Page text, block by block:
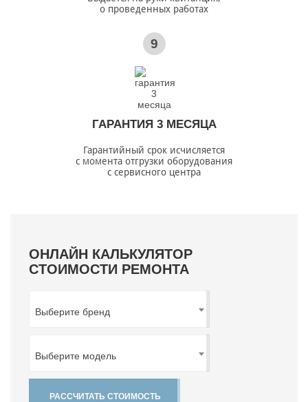
о проведенных работах
9
ГАРАНТИЯ 3 МЕСЯЦА
Гарантийный срок исчисляется
с момента отгрузки оборудования
с сервисного центра
ОНЛАЙН КАЛЬКУЛЯТОР
СТОИМОСТИ РЕМОНТА
Выберите бренд
Выберите модель
РАССЧИТАТЬ СТОИМОСТЬ